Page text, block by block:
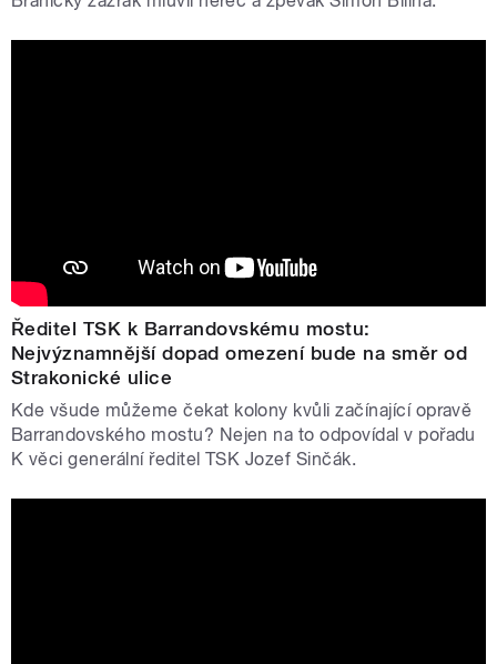
Ředitel TSK k Barrandovskému mostu:
Nejvýznamnější dopad omezení bude na směr od
Strakonické ulice
Kde všude můžeme čekat kolony kvůli začínající opravě
Barrandovského mostu? Nejen na to odpovídal v pořadu
K věci generální ředitel TSK Jozef Sinčák.